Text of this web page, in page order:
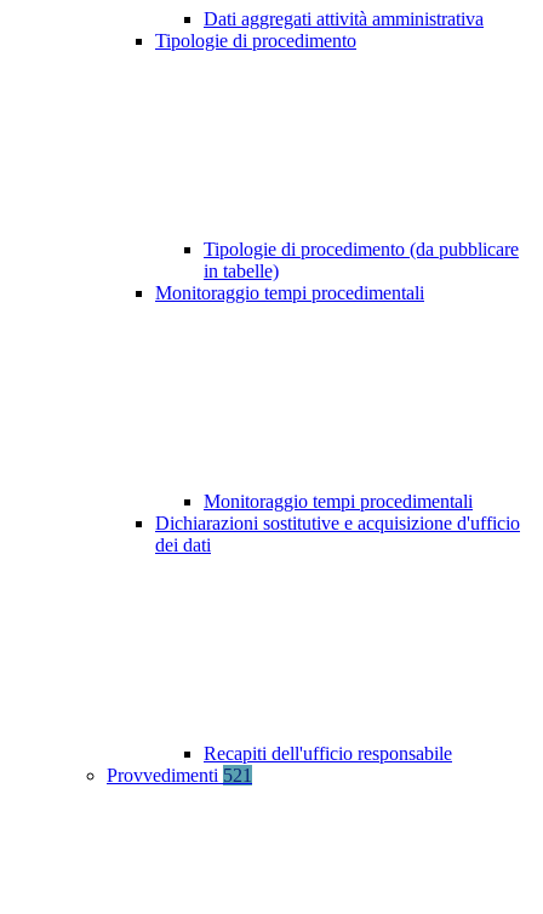
Dati aggregati attività amministrativa
Tipologie di procedimento
Tipologie di procedimento (da pubblicare
in tabelle)
Monitoraggio tempi procedimentali
Monitoraggio tempi procedimentali
Dichiarazioni sostitutive e acquisizione d'ufficio
dei dati
Recapiti dell'ufficio responsabile
Provvedimenti 521